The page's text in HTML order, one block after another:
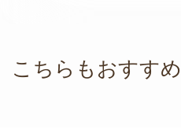
こちらもおすすめ